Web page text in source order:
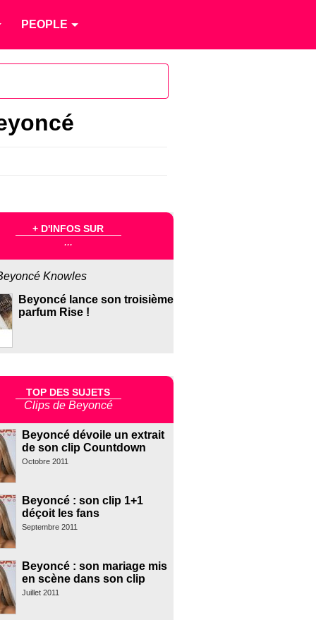
PEOPLE
+ D'INFOS SUR
...
Knowles
Beyoncé lance son troisième
parfum Rise !
TOP DES SUJETS
Clips de Beyoncé
Beyoncé dévoile un extrait
de son clip Countdown
Octobre 2011
Beyoncé : son clip 1+1
déçoit les fans
Septembre 2011
Beyoncé : son mariage mis
en scène dans son clip
Juillet 2011